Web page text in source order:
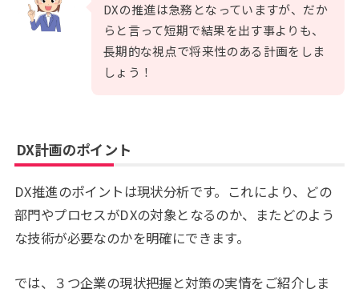
DXの推進は急務となっていますが、だか
らと言って短期で結果を出す事よりも、
長期的な視点で将来性のある計画をしま
しょう！
DX計画のポイント
DX推進のポイントは現状分析です。これにより、どの
部門やプロセスがDXの対象となるのか、またどのよう
な技術が必要なのかを明確にできます。
では、３つ企業の現状把握と対策の実情をご紹介しま